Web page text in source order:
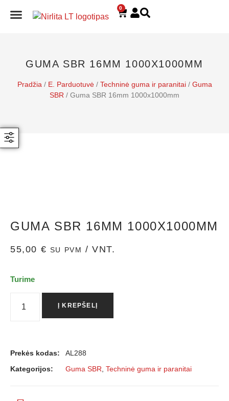
0
GUMA SBR 16MM 1000X1000MM
Pradžia / E. Parduotuvė/ Techninė guma ir paranitai/ Guma
SBR / Guma SBR 16mm 1000x1000mm
GUMA SBR 16MM 1000X1000MM
55,00 € SU PVM / VNT.
Turime
Į KREPŠELĮ
Prekės kodas:
AL288
Kategorijos:
Guma SBR Techninė guma ir paranitai